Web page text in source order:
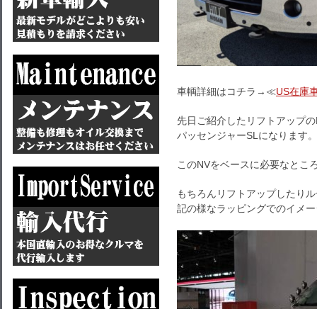
車輌詳細はコチラ→≪US在庫
先日ご紹介したリフトアップ
パッセンジャーSLになります。
このNVをベースに必要なとこ
もちろんリフトアップしたり
記の様なラッピングでのイメ